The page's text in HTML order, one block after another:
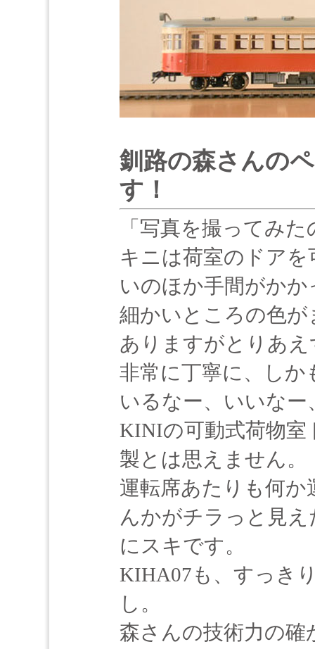
釧路の森さんの
す！
「写真を撮ってみ
キニは荷室のドア
いのほか手間がか
細かいところの色
ありますがとりあ
非常に丁寧に、し
いるなー、いいなー
KINIの可動式荷物
製とは思えません。
運転席あたりも何
んかがチラっと見
にスキです。
KIHA07も、すっき
し。
森さんの技術力の